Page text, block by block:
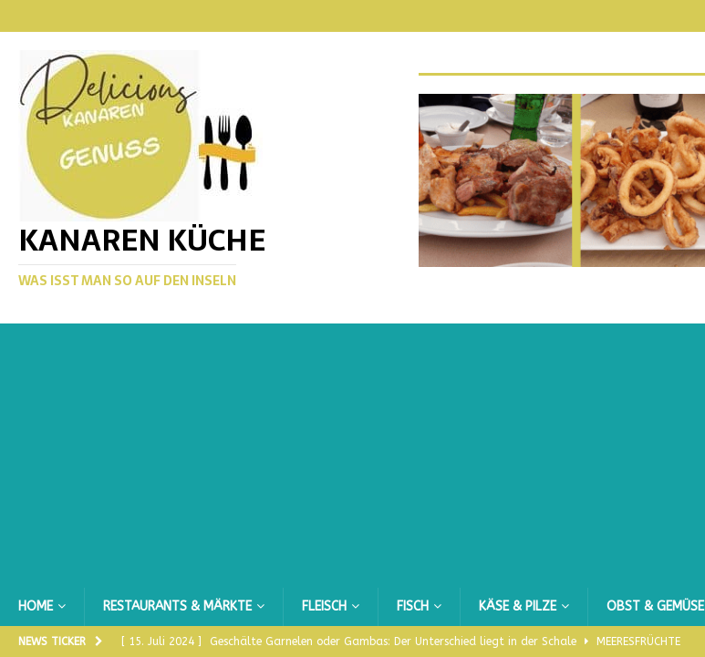
KANAREN KÜCHE
WAS ISST MAN SO AUF DEN INSELN
HOME RESTAURANTS & MÄRKTE FLEISCH FISCH KÄSE & PILZE OBST & GEMÜSE
NEWS TICKER [ 15. Juli 2024 ] Geschälte Garnelen oder Gambas: Der Unterschied liegt in der Schale MEERESFRÜCHTE